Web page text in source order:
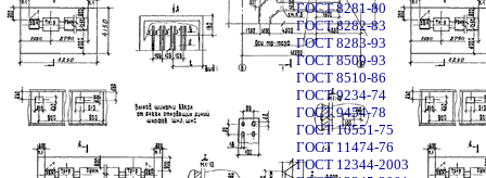
ГОСТ 8281-80
ГОСТ 8282-83
ГОСТ 8283-93
ГОСТ 8509-93
ГОСТ 8510-86
ГОСТ 9234-74
ГОСТ 9454-78
ГОСТ 10551-75
ГОСТ 11474-76
ГОСТ 12344-2003